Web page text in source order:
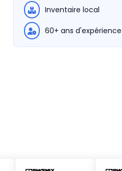
Inventaire local
60+ ans d'expérience